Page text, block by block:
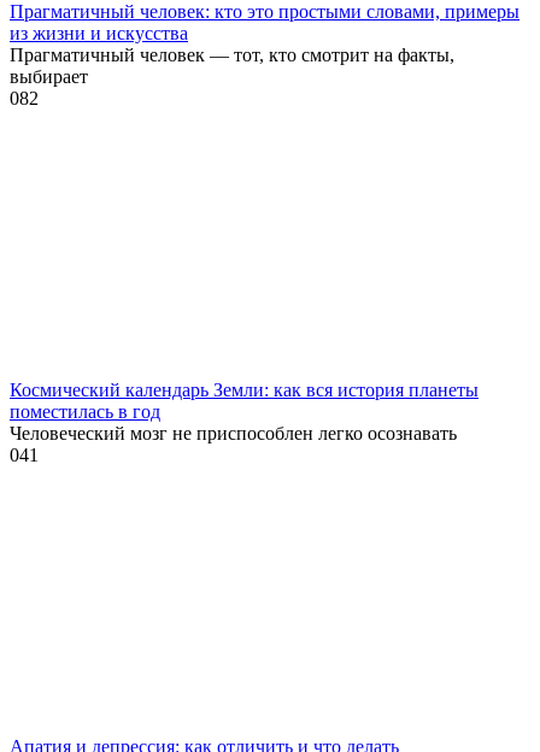
Прагматичный человек: кто это простыми словами, примеры
из жизни и искусства
Прагматичный человек — тот, кто смотрит на факты,
выбирает
082
Космический календарь Земли: как вся история планеты
поместилась в год
Человеческий мозг не приспособлен легко осознавать
041
Апатия и депрессия: как отличить и что делать